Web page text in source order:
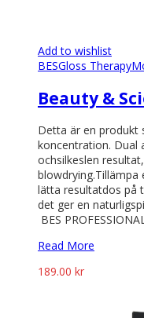
Add to wishlist
BESGloss Therapy
Beauty &
Detta är en produkt
koncentration. Dual
ochsilkeslen
lätta resultatdos på
det ger en
BES
Read More
189.00 kr